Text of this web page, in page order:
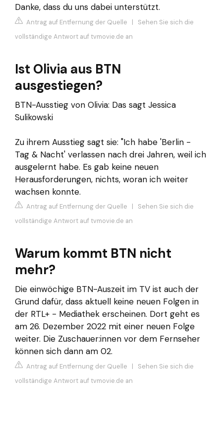
Danke, dass du uns dabei unterstützt.
Antrag auf Entfernung der Quelle | Sehen Sie sich die
vollständige Antwort auf tvmovie.de an
Ist Olivia aus BTN
ausgestiegen?
BTN-Ausstieg von Olivia: Das sagt Jessica
Sulikowski
Zu ihrem Ausstieg sagt sie: "Ich habe 'Berlin -
Tag & Nacht' verlassen nach drei Jahren, weil ich
ausgelernt habe. Es gab keine neuen
Herausforderungen, nichts, woran ich weiter
wachsen konnte.
Antrag auf Entfernung der Quelle | Sehen Sie sich die
vollständige Antwort auf tvmovie.de an
Warum kommt BTN nicht
mehr?
Die einwöchige BTN-Auszeit im TV ist auch der
Grund dafür, dass aktuell keine neuen Folgen in
der RTL+ - Mediathek erscheinen. Dort geht es
am 26. Dezember 2022 mit einer neuen Folge
weiter. Die Zuschauer:innen vor dem Fernseher
können sich dann am 02.
Antrag auf Entfernung der Quelle | Sehen Sie sich die
vollständige Antwort auf tvmovie.de an